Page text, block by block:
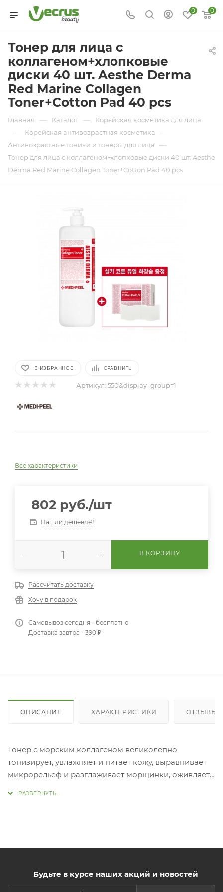
0 0
Тонер для лица с
коллагеном+хлопковые
диски 40 шт. Aesthe Derma
Red Marine Collagen
Toner+Cotton Pad 40 pcs
Главная — Каталог — Корейская косметика для лица
— Корейская антивозрастная косметика —
Антивозрастные тоники и тонеры для лица —
Тонер для лица с коллагеном+хлопковые диски 40 шт. Aesthe
Derma Red Marine Collagen Toner+Cotton Pad 40 pcs
В ИЗБРАННОЕ СРАВНИТЬ
Артикул: 550&display_group=1
Все характеристики
802 руб./шт
Нашли дешевле?
В КОРЗИНУ
Рассчитать доставку
Хочу в подарок
Самовывоз сегодня - бесплатно
Доставка завтра - 390 ₽
ОПИСАНИЕ ХАРАКТЕРИСТИКИ ОТЗЫВЫ
Тонер с морским коллагеном великолепно
тонизирует, увлажняет и питает кожу, выравнивает
микрорельеф и разглаживает морщинки, оживляет
лучшей проникающей способностью. Кроме того,
коллагену человека по структуре, поэтому он
усваивается максимально эффективно.
Будьте в курсе наших акций и новостей